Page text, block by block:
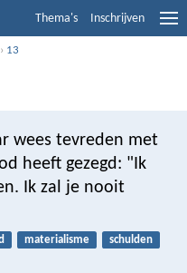
Thema's Inschrijven
› 13
wees tevreden met
heeft gezegd: "Ik
Ik zal je nooit
materialisme
schulden